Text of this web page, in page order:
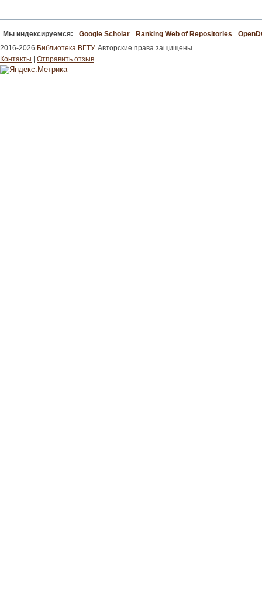
Мы индексируемся: Google Scholar Ranking Web of Repositories
2016-2026 Библиотека ВГТУ. Авторские права защищены.
Контакты
Отправить отзыв